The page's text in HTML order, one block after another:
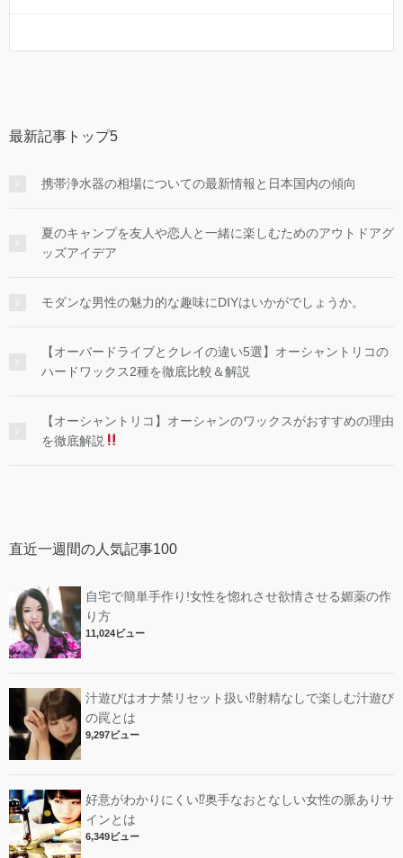
最新記事トップ5
携帯浄水器の相場についての最新情報と日本国内の傾向
夏のキャンプを友人や恋人と一緒に楽しむためのアウトドアグ
ッズアイデア
モダンな男性の魅力的な趣味にDIYはいかがでしょうか。
【オーバードライブとクレイの違い5選】オーシャントリコの
ハードワックス2種を徹底比較＆解説
【オーシャントリコ】オーシャンのワックスがおすすめの理由
を徹底解説
直近一週間の人気記事100
自宅で簡単手作り!女性を惚れさせ欲情させる媚薬の作
り方
11,024ビュー
汁遊びはオナ禁リセット扱い⁉︎射精なしで楽しむ汁遊び
の罠とは
9,297ビュー
好意がわかりにくい⁉︎奥手なおとなしい女性の脈ありサ
インとは
6,349ビュー